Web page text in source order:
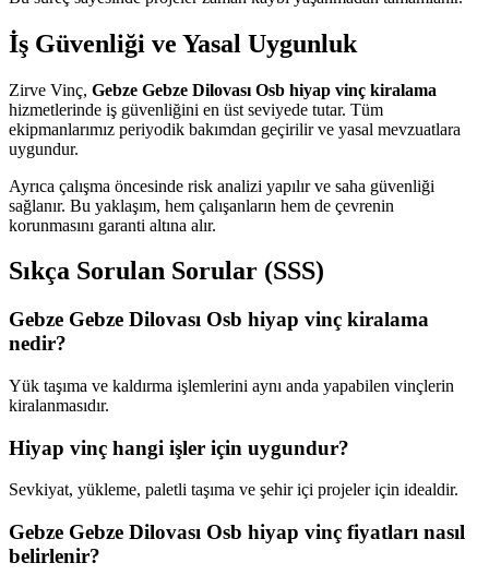
İş Güvenliği ve Yasal Uygunluk
Zirve Vinç, Gebze Gebze Dilovası Osb hiyap vinç kiralama
hizmetlerinde iş güvenliğini en üst seviyede tutar. Tüm
ekipmanlarımız periyodik bakımdan geçirilir ve yasal mevzuatlara
uygundur.
Ayrıca çalışma öncesinde risk analizi yapılır ve saha güvenliği
sağlanır. Bu yaklaşım, hem çalışanların hem de çevrenin
korunmasını garanti altına alır.
Sıkça Sorulan Sorular (SSS)
Gebze Gebze Dilovası Osb hiyap vinç kiralama
nedir?
Yük taşıma ve kaldırma işlemlerini aynı anda yapabilen vinçlerin
kiralanmasıdır.
Hiyap vinç hangi işler için uygundur?
Sevkiyat, yükleme, paletli taşıma ve şehir içi projeler için idealdir.
Gebze Gebze Dilovası Osb hiyap vinç fiyatları nasıl
belirlenir?